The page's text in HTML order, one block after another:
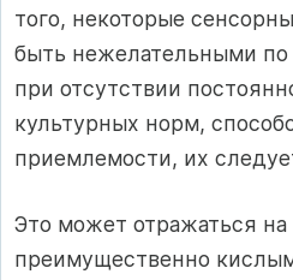
того, некоторые
быть нежелательными по
при отсутствии
культурных норм,
приемлемости, их
Это может отражаться на
преимущественно